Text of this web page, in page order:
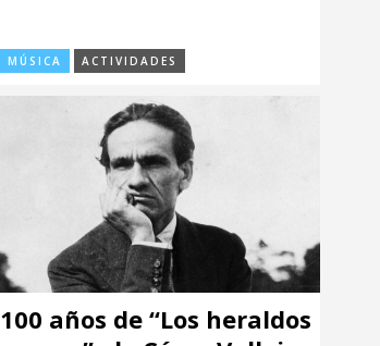
MÚSICA ACTIVIDADES
100 años de “Los heraldos